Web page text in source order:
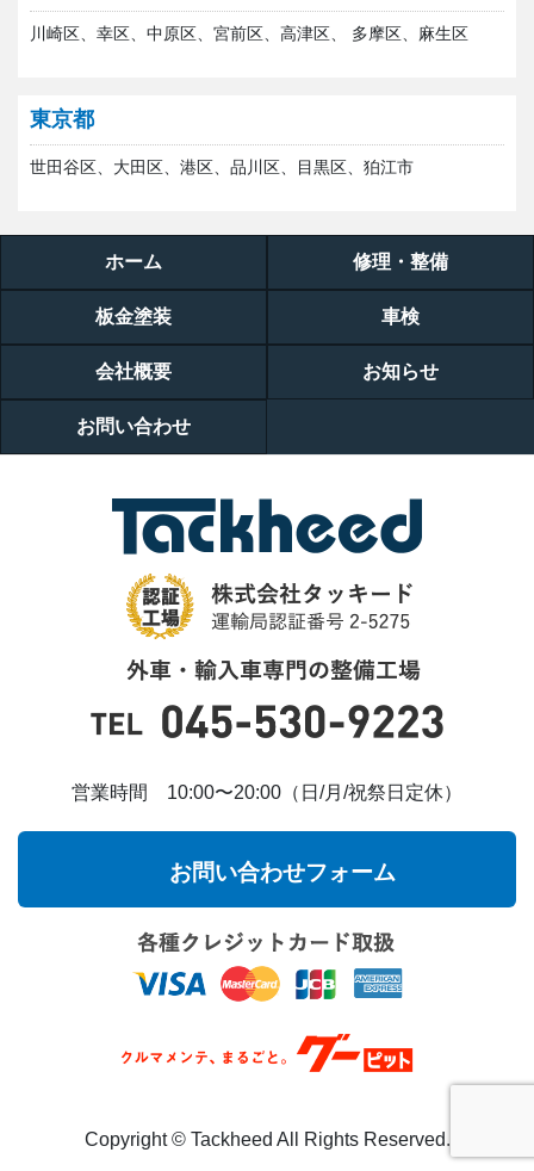
川崎区、幸区、中原区、宮前区、高津区、 多摩区、麻生区
東京都
世田谷区、大田区、港区、品川区、目黒区、狛江市
営業時間 10:00〜20:00（日/月/祝祭日定休）
お問い合わせフォーム
Copyright ©︎ Tackheed All Rights Reserved.
ホーム 修理・整備
板金塗装 車検
会社概要 お知らせ
お問い合わせ